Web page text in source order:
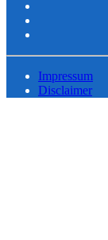
Impressum
Disclaimer